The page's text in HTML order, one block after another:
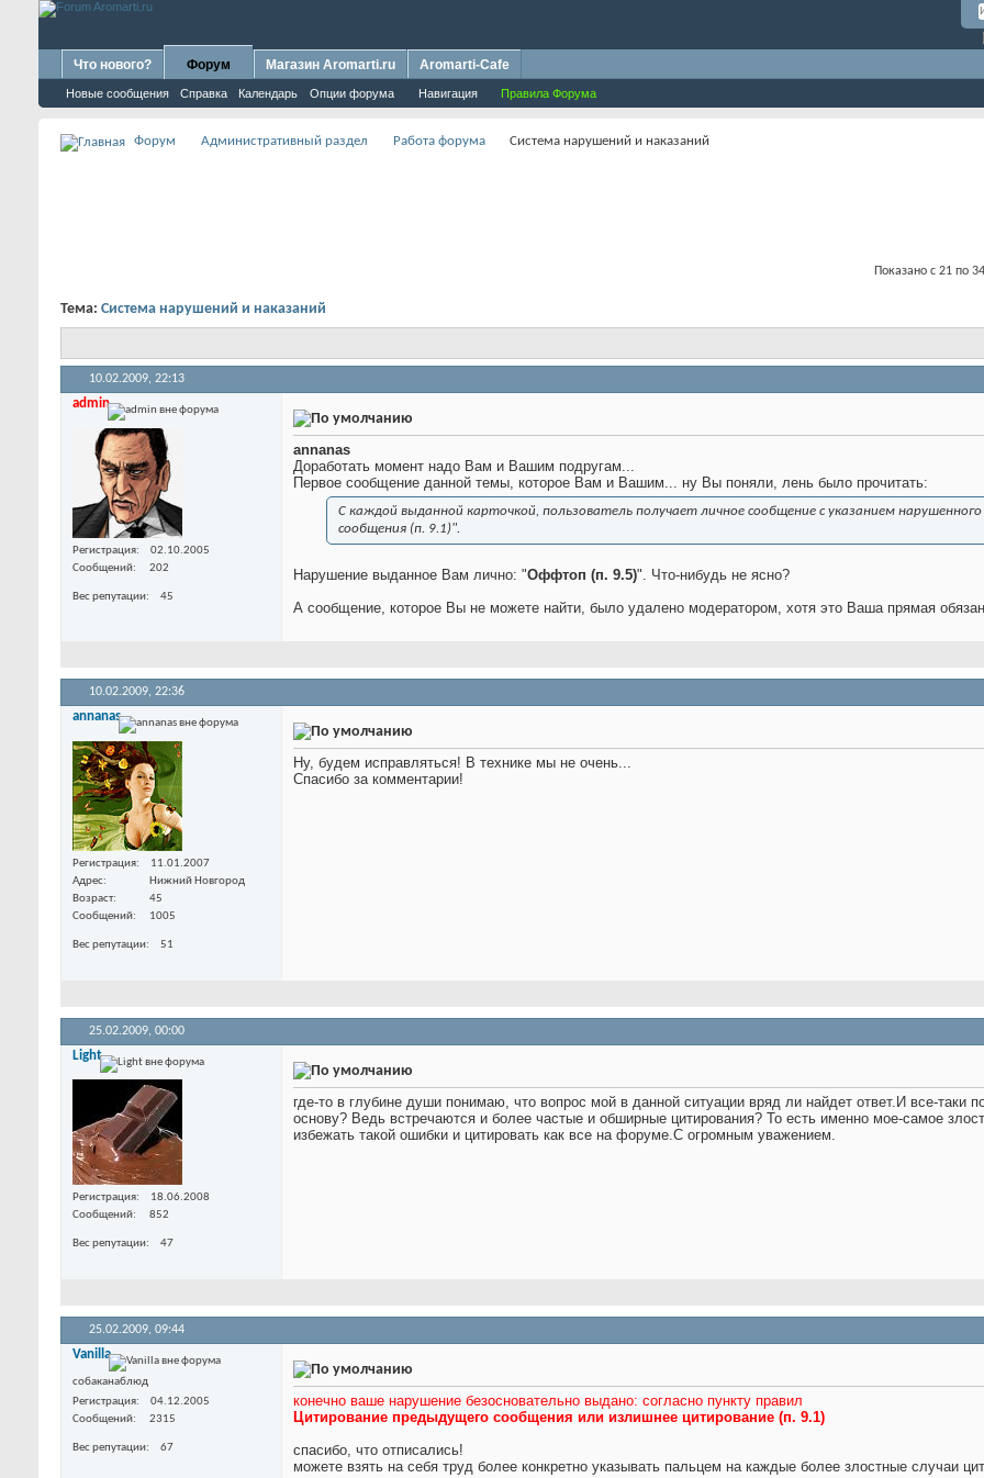
Что нового? Форум
Новые сообщения Справка Календарь Опции форума Навигация Правила Форума
Магазин Aromarti.ru Aromarti-Cafe
Форум Административный раздел Работа форума Система нарушений и наказаний
Показано с 21 по
Тема: Система нарушений и наказаний
10.02.2009, 22:13
admin
Регистрация
02.10.2005
Сообщений
202
Вес репутации 45
annanas
Доработать момент надо Вам и Вашим подругам...
Первое сообщение данной темы, которое Вам и Вашим... ну Вы поняли, лень было прочитать:
С каждой выданной карточкой, пользователь получает личное сообщение с указанием
сообщения (п. 9.1)".
Нарушение выданное Вам лично: "Оффтоп (п. 9.5)". Что-нибудь не ясно?
А сообщение, которое Вы не можете найти, было удалено модератором, хотя это Ваша прямая
10.02.2009, 22:36
annanas
Регистрация
11.01.2007
Адрес
Нижний Новгород
Возраст
45
Сообщений
1005
Вес репутации 51
Ну, будем исправляться! В технике мы не очень...
Спасибо за комментарии!
25.02.2009, 00:00
Light
Регистрация
18.06.2008
Сообщений
852
Вес репутации 47
где-то в глубине души понимаю, что вопрос мой в данной ситуации вряд ли найдет ответ.И все-таки
основу? Ведь встречаются и более частые и обширные цитирования? То есть именно мое-самое
избежать такой ошибки и цитировать как все на форуме .С огромным уважением.
25.02.2009, 09:44
Vanilla
собаканаблюд
Регистрация
04.12.2005
Сообщений
2315
Вес репутации 67
конечно ваше нарушение безосновательно выдано: согласно пункту правил
Цитирование предыдущего сообщения или излишнее цитирование (п. 9.1)
спасибо, что отписались!
можете взять на себя труд более конкретно указывать пальцем на каждые более злостные случаи